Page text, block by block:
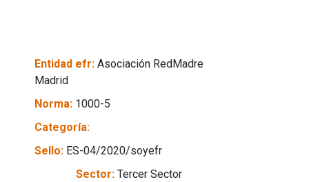
Entidad efr: Asociación RedMadre
Madrid
Norma: 1000-5
Categoría:
Sello: ES-04/2020/soyefr
Sector: Tercer Sector